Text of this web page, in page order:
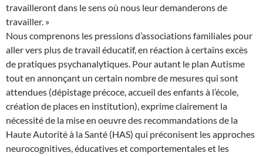
travailleront dans le sens où nous leur demanderons de
travailler. »
Nous comprenons les pressions d’associations familiales pour
aller vers plus de travail éducatif, en réaction à certains excès
de pratiques psychanalytiques. Pour autant le plan Autisme
tout en annonçant un certain nombre de mesures qui sont
attendues (dépistage précoce, accueil des enfants à l’école,
création de places en institution), exprime clairement la
nécessité de la mise en oeuvre des recommandations de la
Haute Autorité à la Santé (HAS) qui préconisent les approches
neurocognitives, éducatives et comportementales et les